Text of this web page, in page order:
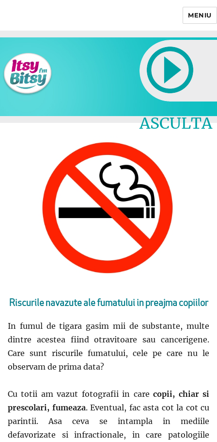
MENIU
ASCULTA
Riscurile navazute ale fumatului in preajma copiilor
In fumul de tigara gasim mii de substante, multe
dintre acestea fiind otravitoare sau cancerigene.
Care sunt riscurile fumatului, cele pe care nu le
observam de prima data?
Cu totii am vazut fotografii in carecopii, chiar si
prescolari, fumeaza. Eventual, fac asta cot la cot cu
parintii. Asa ceva se intampla in mediile
defavorizate si infractionale, in care patologiile